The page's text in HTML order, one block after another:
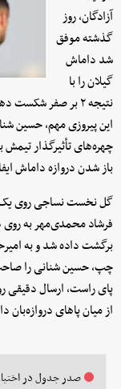
آزادگان، روز
گذشته موفق
شد داماش
گیلان را با
نتیجه ۲ بر صفر
این پیروزی مهم، حسین
چهره‌های تأثیرگذار
باز شدن دروازه داماش
گل نخست نساجی روی یک
فرشاد محمدی‌مهر به روی
برگشت داده شد و به
چپ، حسین شنانی را
پای راست، ارسال دقیقی
از میان پاهای
صدر جدول در